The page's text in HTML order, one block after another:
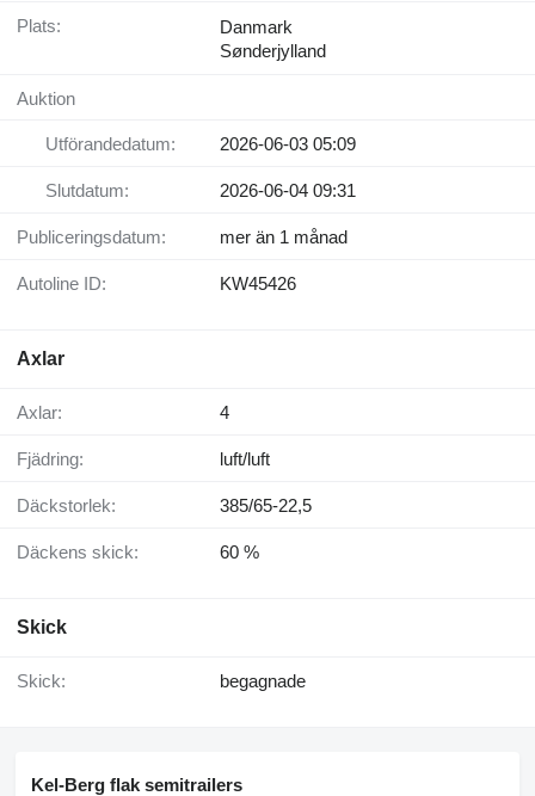
Plats:
Danmark
Sønderjylland
Auktion
Utförandedatum: 2026-06-03 05:09
Slutdatum: 2026-06-04 09:31
Publiceringsdatum: mer än 1 månad
Autoline ID: KW45426
Axlar
Axlar: 4
Fjädring: luft/luft
Däckstorlek: 385/65-22,5
Däckens skick: 60 %
Skick
Skick: begagnade
Kel-Berg flak semitrailers